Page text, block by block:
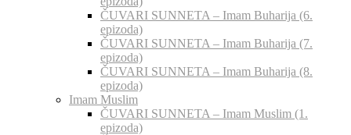
ČUVARI SUNNETA – Imam Buharija (6.
epizoda)
ČUVARI SUNNETA – Imam Buharija (7.
epizoda)
ČUVARI SUNNETA – Imam Buharija (8.
epizoda)
Imam Muslim
ČUVARI SUNNETA – Imam Muslim (1.
epizoda)